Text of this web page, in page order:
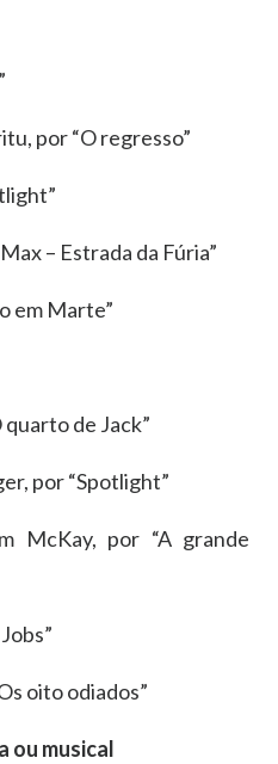
por “O regresso”
– Estrada da Fúria”
em Marte”
de Jack”
por “Spotlight”
McKay, por “A grande
oito odiados”
ou musical